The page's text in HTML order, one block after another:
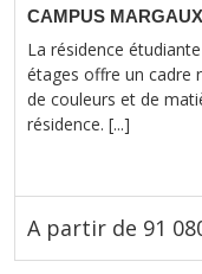
CAMPUS MARGAUX
La résidence
étages offre un cadre
de couleurs et de
résidence. [...]
A partir de 91